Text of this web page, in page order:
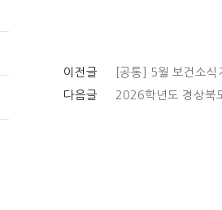
이전글 [공통] 5월 보건소식
다음글
2026학년도 경상북